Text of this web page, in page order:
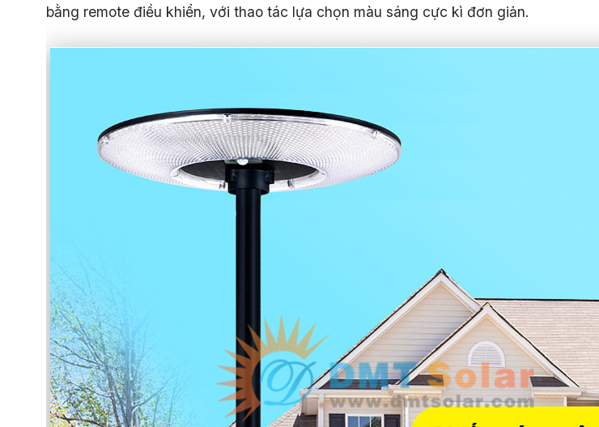
bằng remote điều khiển, với thao tác lựa chọn màu sáng cực kì đơn giản.